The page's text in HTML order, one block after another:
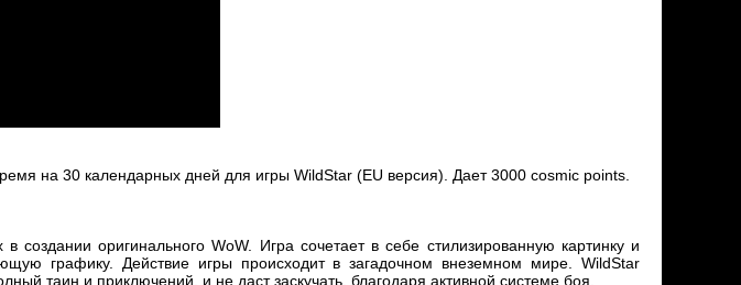
на 30 календарных дней для игры WildStar (EU версия). Дает 3000 cosmic points.
оригинального WoW. Игра сочетает в себе стилизированную картинку и
графику. Действие игры происходит в загадочном внеземном мире. WildStar
таин и приключений, и не даст заскучать, благодаря активной системе боя.